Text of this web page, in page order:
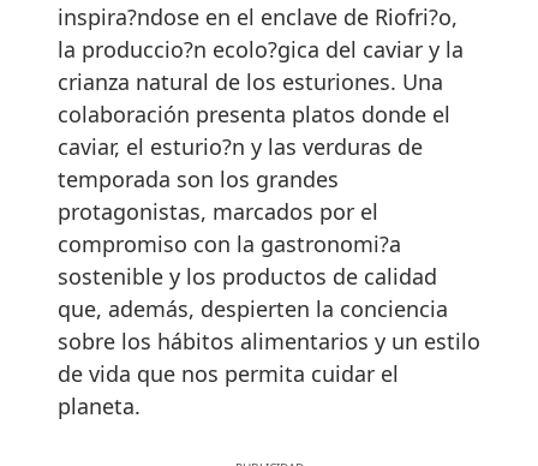
inspira?ndose en el enclave de Riofri?o,
la produccio?n ecolo?gica del caviar y la
crianza natural de los esturiones. Una
colaboración presenta platos donde el
caviar, el esturio?n y las verduras de
temporada son los grandes
protagonistas, marcados por el
compromiso con la gastronomi?a
sostenible y los productos de calidad
que, además, despierten la conciencia
sobre los hábitos alimentarios y un estilo
de vida que nos permita cuidar el
planeta.